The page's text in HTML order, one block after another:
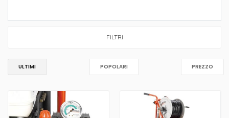
FILTRI
ULTIMI POPOLARI PREZZO